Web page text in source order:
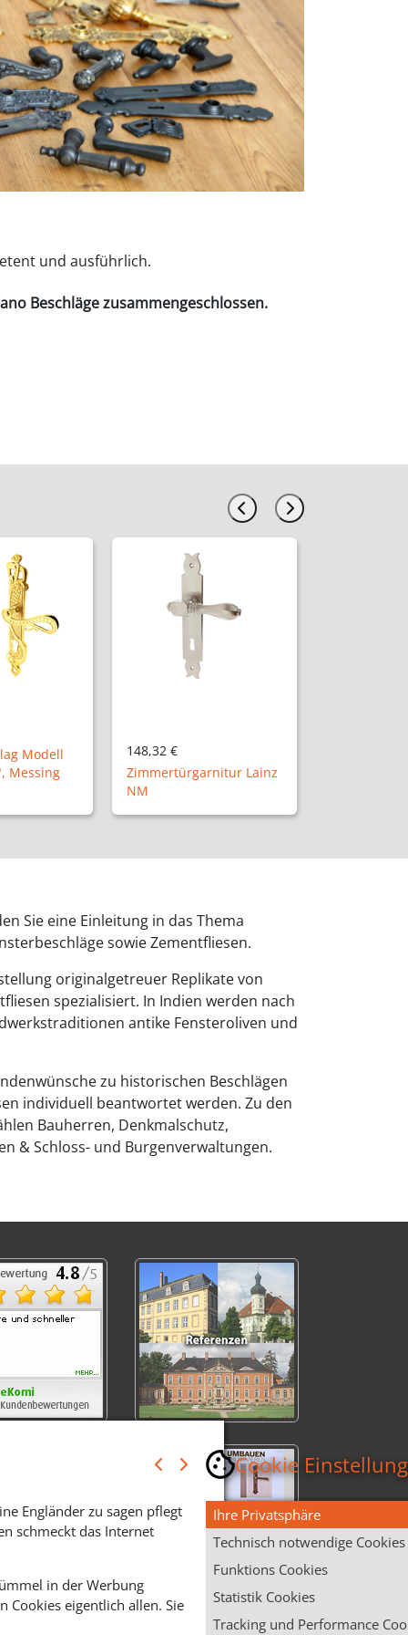
und ausführlich.
Beschlägezusammengeschlossen.
Lainz
31,98 €
Vollolive "Hannover P"
Sie eine Einleitung in das Thema
sowie Zementfliesen.
originalgetreuer Replikate von
spezialisiert. In Indien werden nach
antike Fensteroliven und
zu historischen Beschlägen
individuell beantwortet werden. Zu den
Bauherren, Denkmalschutz,
& Schloss- und Burgenverwaltungen.
Engländer zu sagen pflegt
schmeckt das Internet
in der Werbung
Cookies eigentlich allen. Sie
Cookie
Ihre Privatsphäre
Technisch notwendige Cookies
Funktions Cookies
Statistik Cookies
Tracking und Performance